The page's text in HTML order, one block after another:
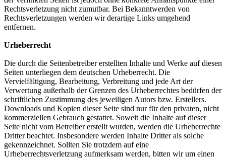
Rechtsverletzung nicht zumutbar. Bei Bekanntwerden von
Rechtsverletzungen werden wir derartige Links umgehend
entfernen.
Urheberrecht
Die durch die Seitenbetreiber erstellten Inhalte und Werke auf diesen
Seiten unterliegen dem deutschen Urheberrecht. Die
Vervielfältigung, Bearbeitung, Verbreitung und jede Art der
Verwertung außerhalb der Grenzen des Urheberrechtes bedürfen der
schriftlichen Zustimmung des jeweiligen Autors bzw. Erstellers.
Downloads und Kopien dieser Seite sind nur für den privaten, nicht
kommerziellen Gebrauch gestattet. Soweit die Inhalte auf dieser
Seite nicht vom Betreiber erstellt wurden, werden die Urheberrechte
Dritter beachtet. Insbesondere werden Inhalte Dritter als solche
gekennzeichnet. Sollten Sie trotzdem auf eine
Urheberrechtsverletzung aufmerksam werden, bitten wir um einen